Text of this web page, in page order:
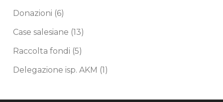
Donazioni (6)
Case salesiane (13)
Raccolta fondi (5)
Delegazione isp. AKM (1)